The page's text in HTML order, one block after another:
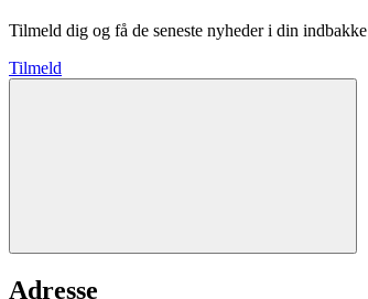
Tilmeld dig og få de seneste nyheder i din indbakke
Tilmeld
Adresse